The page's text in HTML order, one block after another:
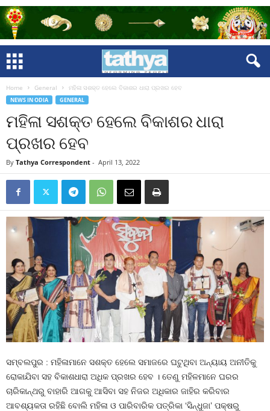
Home General ମହିଳା ସଶକ୍ତ ହେଲେ ବିକାଶର ଧାରା ପ୍ରଖର ହେବ
NEWS IN ODIA GENERAL
ମହିଳା ସଶକ୍ତ ହେଲେ ବିକାଶର ଧାରା
ପ୍ରଖର ହେବ
By Tathya Correspondent - April 13, 2022
ସମ୍ବଲପୁର : ମହିଳାମାନେ ସଶକ୍ତ ହେଲେ ସମାଜରେ ଘଟୁଥିବା ଅନ୍ୟାୟ ଅନୀତିକୁ
ରୋକାଯିବା ସହ ବିକାଶଧାରା ଅଧିକ ପ୍ରଖର ହେବ । ତେଣୁ ମହିଳମାନେ ଘରର
ଚାରିକାନ୍ଥରୁ ବାହାରି ଆଗକୁ ଆସିବା ସହ ନିଜର ଅଧିକାର ଜାହିର କରିବାର
ଆବଶ୍ୟକତା ରହିଛି ବୋଲି ମହିଳା ଓ ପାରିବାରିକ ପତ୍ରିକା ‘ସିନ୍ଧୁଜା’ ପକ୍ଷରୁ